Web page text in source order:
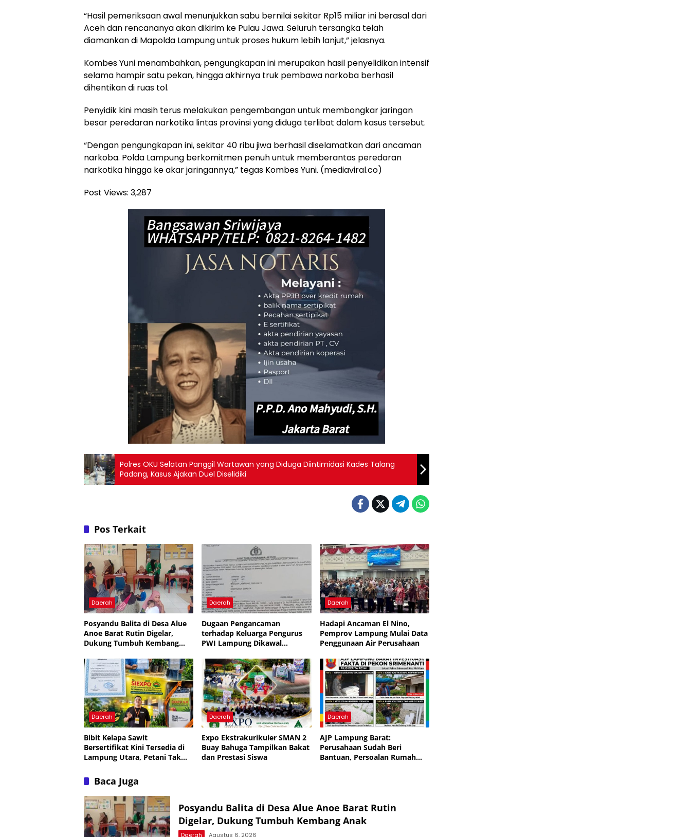
“Hasil pemeriksaan awal menunjukkan sabu bernilai sekitar Rp15 miliar ini berasal dari
Aceh dan rencananya akan dikirim ke Pulau Jawa. Seluruh tersangka telah
diamankan di Mapolda Lampung untuk proses hukum lebih lanjut,” jelasnya.
Kombes Yuni menambahkan, pengungkapan ini merupakan hasil penyelidikan intensif
selama hampir satu pekan, hingga akhirnya truk pembawa narkoba berhasil
dihentikan di ruas tol.
Penyidik kini masih terus melakukan pengembangan untuk membongkar jaringan
besar peredaran narkotika lintas provinsi yang diduga terlibat dalam kasus tersebut.
“Dengan pengungkapan ini, sekitar 40 ribu jiwa berhasil diselamatkan dari ancaman
narkoba. Polda Lampung berkomitmen penuh untuk memberantas peredaran
narkotika hingga ke akar jaringannya,” tegas Kombes Yuni. (mediaviral.co)
Post Views: 3,287
Polres OKU Selatan Panggil Wartawan yang Diduga Diintimidasi Kades Talang
Padang, Kasus Ajakan Duel Diselidiki
Pos Terkait
Daerah
Posyandu Balita di Desa Alue
Anoe Barat Rutin Digelar,
Dukung Tumbuh Kembang
Daerah
Dugaan Pengancaman
terhadap Keluarga Pengurus
PWI Lampung Dikawal
Daerah
Hadapi Ancaman El Nino,
Pemprov Lampung Mulai Data
Penggunaan Air Perusahaan
Daerah
Bibit Kelapa Sawit
Bersertifikat Kini Tersedia di
Lampung Utara, Petani Tak
Daerah
Expo Ekstrakurikuler SMAN 2
Buay Bahuga Tampilkan Bakat
dan Prestasi Siswa
Daerah
AJP Lampung Barat:
Perusahaan Sudah Beri
Bantuan, Persoalan Rumah
Baca Juga
Posyandu Balita di Desa Alue Anoe Barat Rutin
Digelar, Dukung Tumbuh Kembang Anak
Daerah Agustus 6, 2026